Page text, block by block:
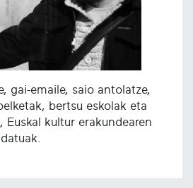
gai-emaile, saio antolatze,
bertsu eskolak eta
Euskal kultur erakundearen